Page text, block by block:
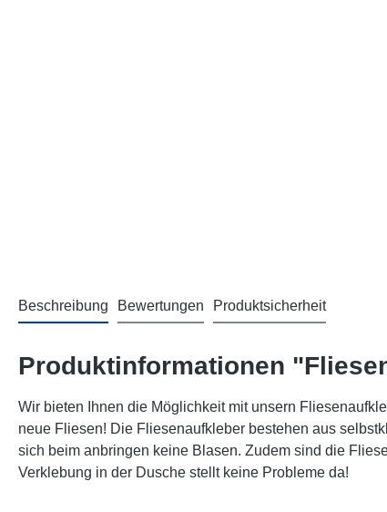
Beschreibung Bewertungen Produktsicherheit
Produktinformationen
Wir bieten Ihnen die Möglichkeit mit unsern
neue Fliesen! Die Fliesenaufkleber bestehen aus
sich beim anbringen keine Blasen. Zudem sind die
Verklebung in der Dusche stellt keine Probleme da!